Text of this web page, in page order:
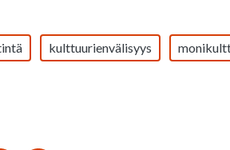
kulttuurienvälisyys